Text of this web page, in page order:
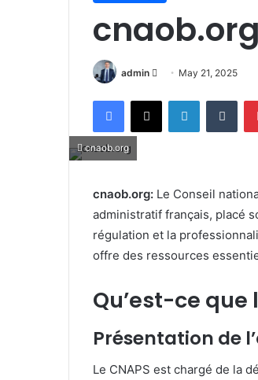
cnaob.org
admin
Send May 21, 2025
Facebook
X LinkedIn
cnaob.org
cnaob.org: Le Conseil
administratif français, placé
régulation et la
offre des ressources
Qu’est-ce que
Présentation de
Le CNAPS est chargé de la